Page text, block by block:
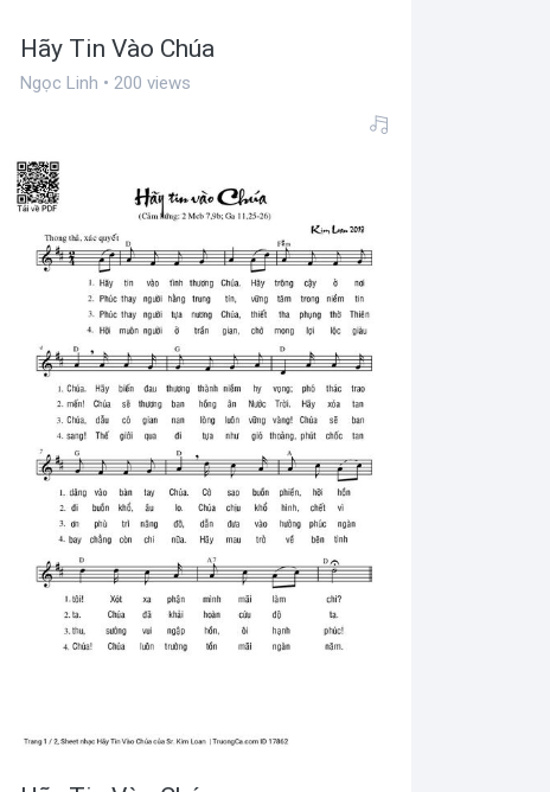
Hãy Tin Vào Chúa
Ngọc Linh • 200 views